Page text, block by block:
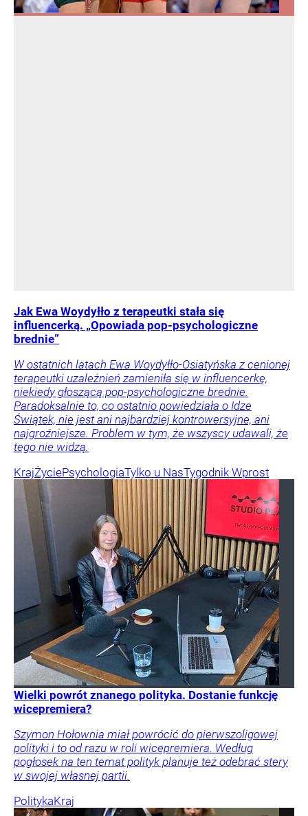
Jak Ewa Woydyłło z terapeutki stała się
influencerką. „Opowiada pop-psychologiczne
brednie”
W ostatnich latach Ewa Woydyłło-Osiatyńska z cenionej
terapeutki uzależnień zamieniła się w influencerkę,
niekiedy głoszącą pop-psychologiczne brednie.
Paradoksalnie to, co ostatnio powiedziała o Idze
Świątek, nie jest ani najbardziej kontrowersyjne, ani
najgroźniejsze. Problem w tym, że wszyscy udawali, że
tego nie widzą.
KrajŻyciePsychologiaTylko u NasTygodnik Wprost
Wielki powrót znanego polityka. Dostanie funkcję
wicepremiera?
Szymon Hołownia miał powrócić do pierwszoligowej
polityki i to od razu w roli wicepremiera. Według
pogłosek na ten temat polityk planuje też odebrać stery
w swojej własnej partii.
PolitykaKraj